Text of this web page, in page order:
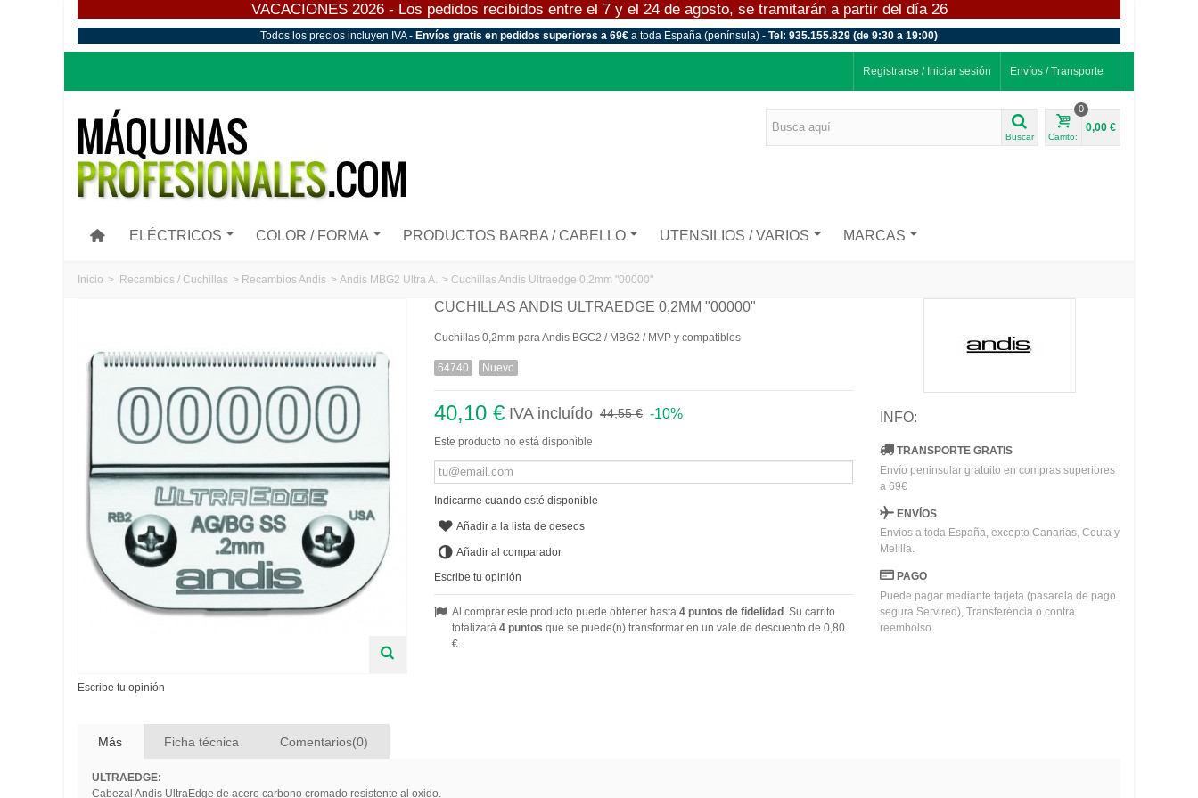
VACACIONES 2026 - Los pedidos recibidos entre el 7 y el 24 de agosto, se tramitarán a partir del día 26
Todos los precios incluyen IVA - Envíos gratis en pedidos superiores a 69€ a toda España (península) - Tel: 935.155.829 (de 9:30 a 19:00)
Envíos / Transporte
Registrarse / Iniciar sesión
Buscar Carrito:
0
0,00 €
ELÉCTRICOS COLOR / FORMA PRODUCTOS BARBA / CABELLO UTENSILIOS / VARIOS MARCAS
Inicio > Recambios / Cuchillas > Recambios Andis > Andis MBG2 Ultra A. > Cuchillas Andis Ultraedge 0,2mm "00000"
Escribe tu opinión
CUCHILLAS ANDIS ULTRAEDGE 0,2MM "00000"
Cuchillas 0,2mm para Andis BGC2 / MBG2 / MVP y compatibles
64740 Nuevo
40,10 € IVA incluído 44,55 € -10%
Este producto no está disponible
Indicarme cuando esté disponible
Añadir a la lista de deseos
Añadir al comparador
Escribe tu opinión
Al comprar este producto puede obtener hasta 4puntos de fidelidad. Su carrito
totalizará 4puntos que se puede(n) transformar en un vale de descuento de 0,80
€.
INFO:
TRANSPORTE GRATIS
Envío peninsular gratuito en compras superiores
a 69€
ENVÍOS
Envios a toda España, excepto Canarias, Ceuta y
Melilla.
PAGO
Puede pagar mediante tarjeta (pasarela de pago
segura Servired), Transferéncia o contra
reembolso.
Más Ficha técnica Comentarios(0)
ULTRAEDGE:
Cabezal Andis UltraEdge de acero carbono cromado resistente al oxido.